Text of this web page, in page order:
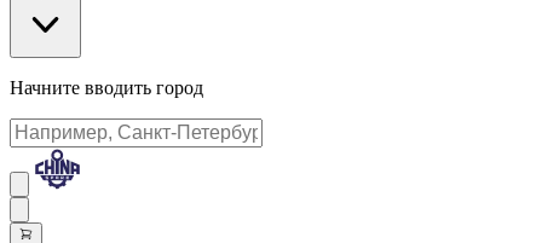
Начните вводить город